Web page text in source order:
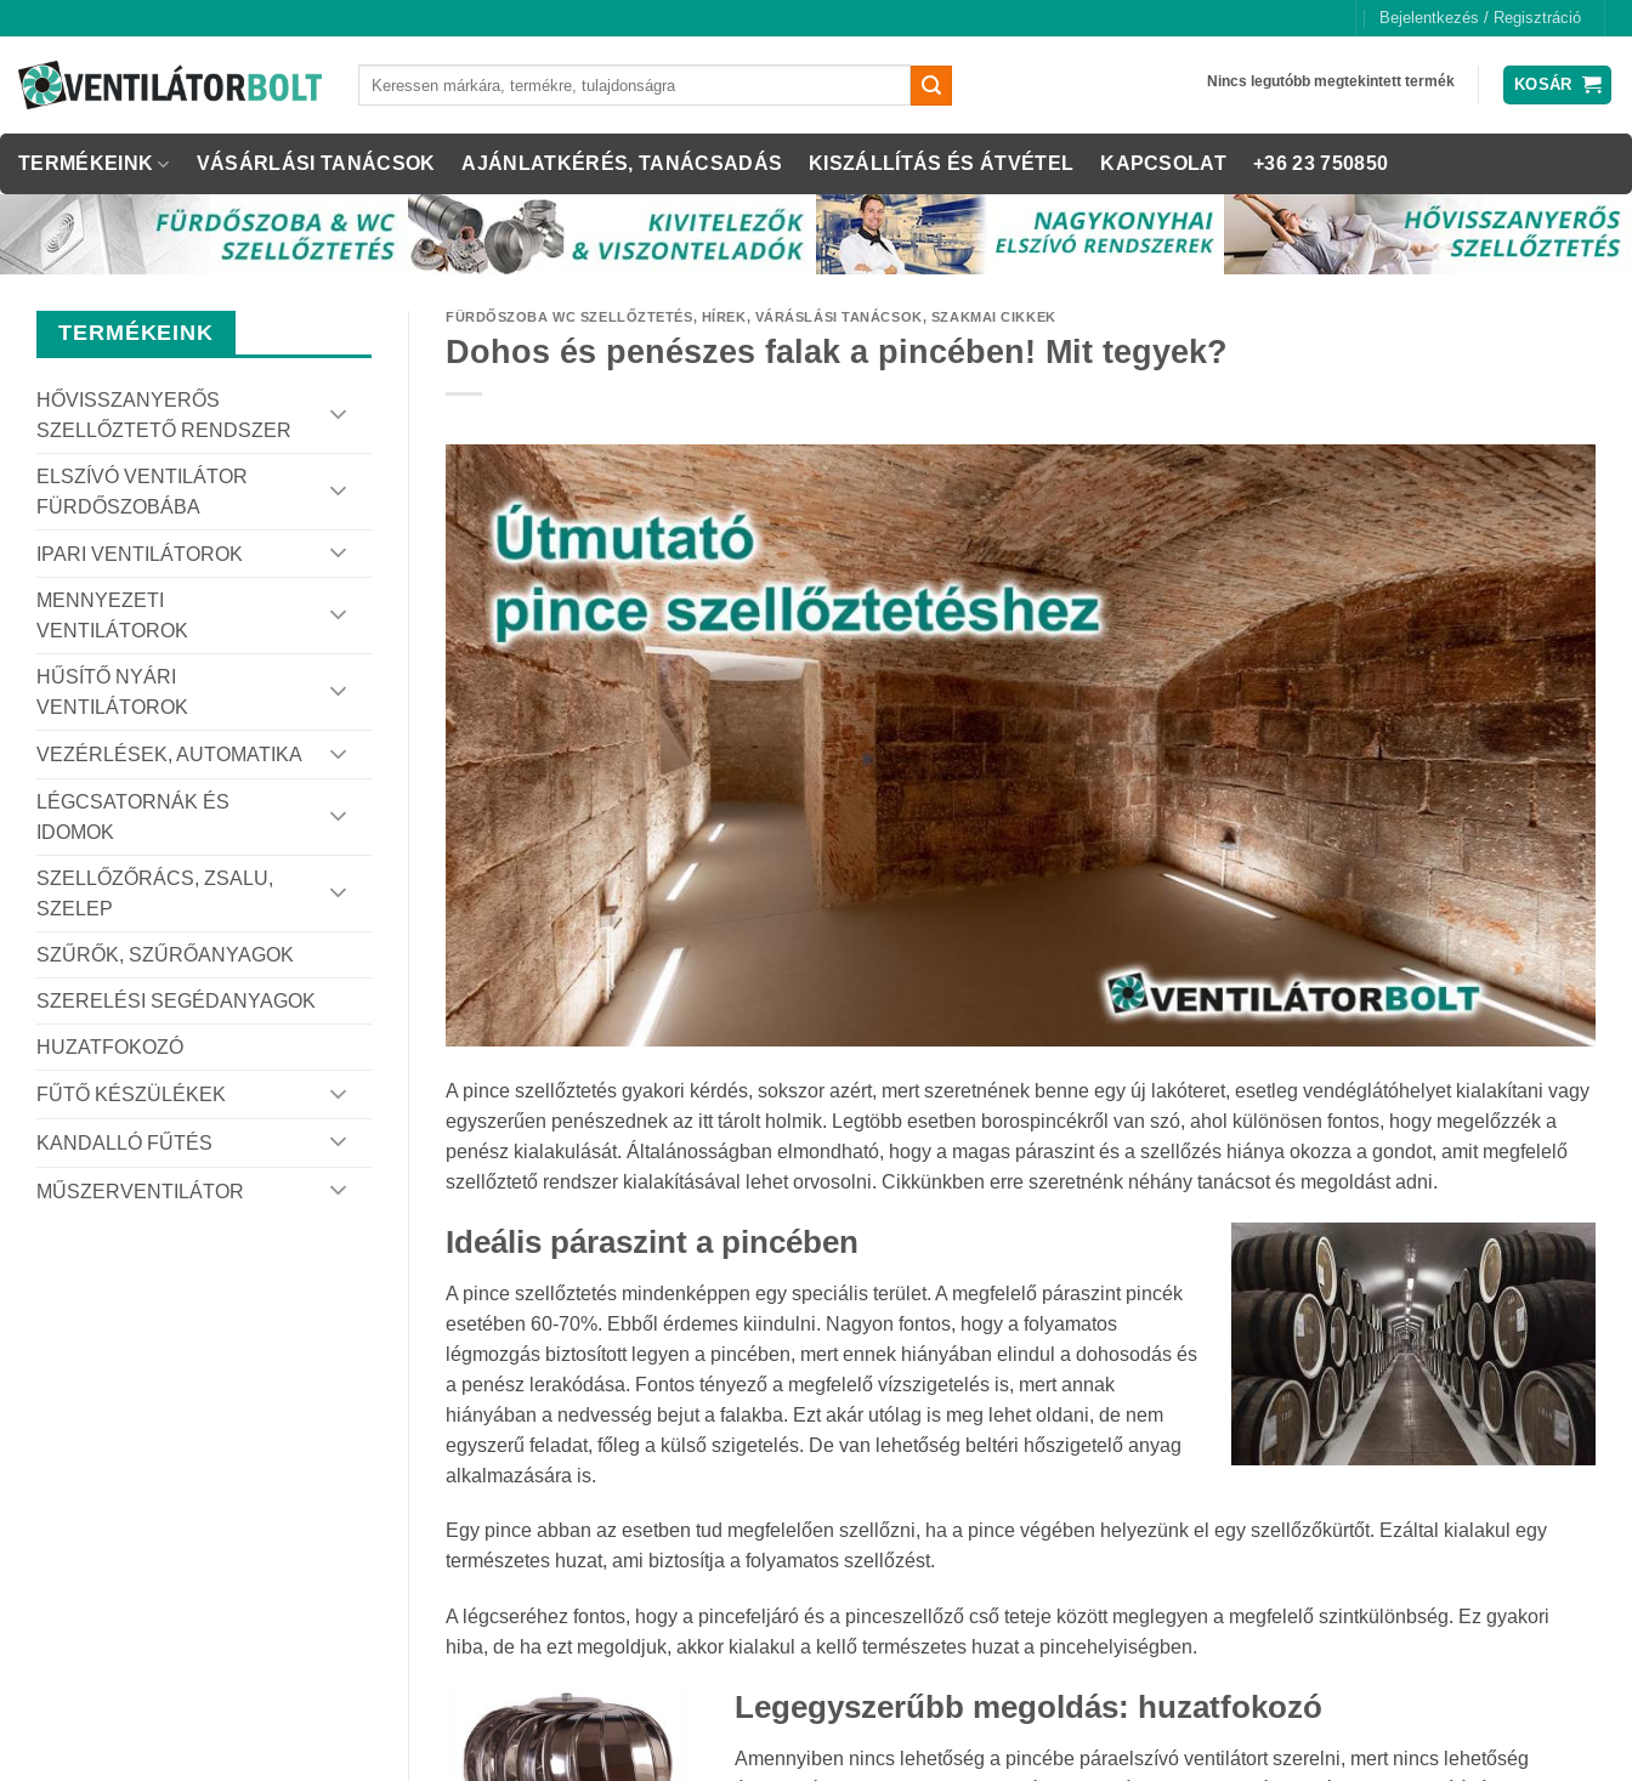
content
Bejelentkezés / Regisztráció
Nincs legutóbb megtekintett termék KOSÁR
TERMÉKEINK VÁSÁRLÁSI TANÁCSOK AJÁNLATKÉRÉS, TANÁCSADÁS KISZÁLLÍTÁS ÉS ÁTVÉTEL KAPCSOLAT +36 23 750850
TERMÉKEINK
HŐVISSZANYERŐS
SZELLŐZTETŐ RENDSZER
ELSZÍVÓ VENTILÁTOR
FÜRDŐSZOBÁBA
IPARI VENTILÁTOROK
MENNYEZETI
VENTILÁTOROK
HŰSÍTŐ NYÁRI
VENTILÁTOROK
VEZÉRLÉSEK, AUTOMATIKA
LÉGCSATORNÁK ÉS
IDOMOK
SZELLŐZŐRÁCS, ZSALU,
SZELEP
SZŰRŐK, SZŰRŐANYAGOK
SZERELÉSI SEGÉDANYAGOK
HUZATFOKOZÓ
FŰTŐ KÉSZÜLÉKEK
KANDALLÓ FŰTÉS
MŰSZERVENTILÁTOR
FÜRDŐSZOBA WC SZELLŐZTETÉS, HÍREK, VÁRÁSLÁSI TANÁCSOK, SZAKMAI CIKKEK
Dohos és penészes falak a pincében! Mit tegyek?
A pince szellőztetés gyakori kérdés, sokszor azért, mert szeretnének benne egy új lakóteret, esetleg vendéglátóhelyet kialakítani vagy
egyszerűen penészednek az itt tárolt holmik. Legtöbb esetben borospincékről van szó, ahol különösen fontos, hogy megelőzzék a
penész kialakulását. Általánosságban elmondható, hogy a magas páraszint és a szellőzés hiánya okozza a gondot, amit megfelelő
szellőztető rendszer kialakításával lehet orvosolni. Cikkünkben erre szeretnénk néhány tanácsot és megoldást adni.
Ideális páraszint a pincében
A pince szellőztetés mindenképpen egy speciális terület. A megfelelő páraszint pincék
esetében 60-70%. Ebből érdemes kiindulni. Nagyon fontos, hogy a folyamatos
légmozgás biztosított legyen a pincében, mert ennek hiányában elindul a dohosodás és
a penész lerakódása. Fontos tényező a megfelelő vízszigetelés is, mert annak
hiányában a nedvesség bejut a falakba. Ezt akár utólag is meg lehet oldani, de nem
egyszerű feladat, főleg a külső szigetelés. De van lehetőség beltéri hőszigetelő anyag
alkalmazására is.
Egy pince abban az esetben tud megfelelően szellőzni, ha a pince végében helyezünk el egy szellőzőkürtőt. Ezáltal kialakul egy
természetes huzat, ami biztosítja a folyamatos szellőzést.
A légcseréhez fontos, hogy a pincefeljáró és a pinceszellőző cső teteje között meglegyen a megfelelő szintkülönbség. Ez gyakori
hiba, de ha ezt megoldjuk, akkor kialakul a kellő természetes huzat a pincehelyiségben.
Legegyszerűbb megoldás: huzatfokozó
Amennyiben nincs lehetőség a pincébe páraelszívó ventilátort szerelni, mert nincs lehetőség